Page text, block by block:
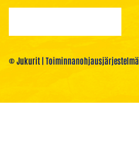
© Jukurit | Toiminnanohjausjärjestelmä